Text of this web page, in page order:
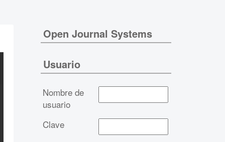
Open Journal Systems
Usuario
Nombre de
usuario
Clave